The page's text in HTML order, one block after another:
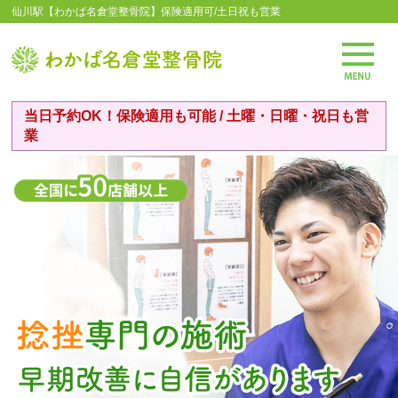
仙川駅【わかば名倉堂整骨院】保険適用可/土日祝も営業
当日予約OK！保険適用も可能 / 土曜・日曜・祝日も営
業